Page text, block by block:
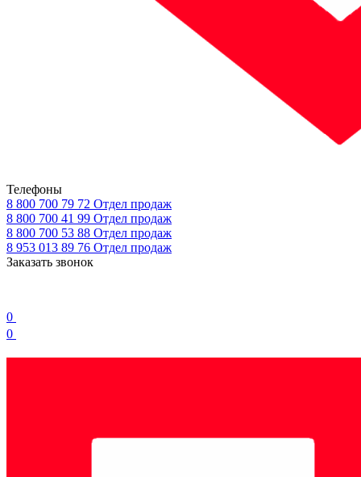
Телефоны
8 800 700 79 72 Отдел продаж
8 800 700 41 99 Отдел продаж
8 800 700 53 88 Отдел продаж
8 953 013 89 76 Отдел продаж
Заказать звонок
0
0